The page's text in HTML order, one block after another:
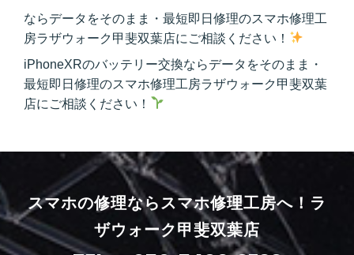
ならデータをそのまま・最短即日修理のスマホ修理工
房ラザウォーク甲斐双葉店にご相談ください！
iPhoneXRのバッテリー交換ならデータをそのまま・
最短即日修理のスマホ修理工房ラザウォーク甲斐双葉
店にご相談ください！
スマホの修理ならスマホ修理工房へ！ ラ
ザウォーク甲斐双葉店